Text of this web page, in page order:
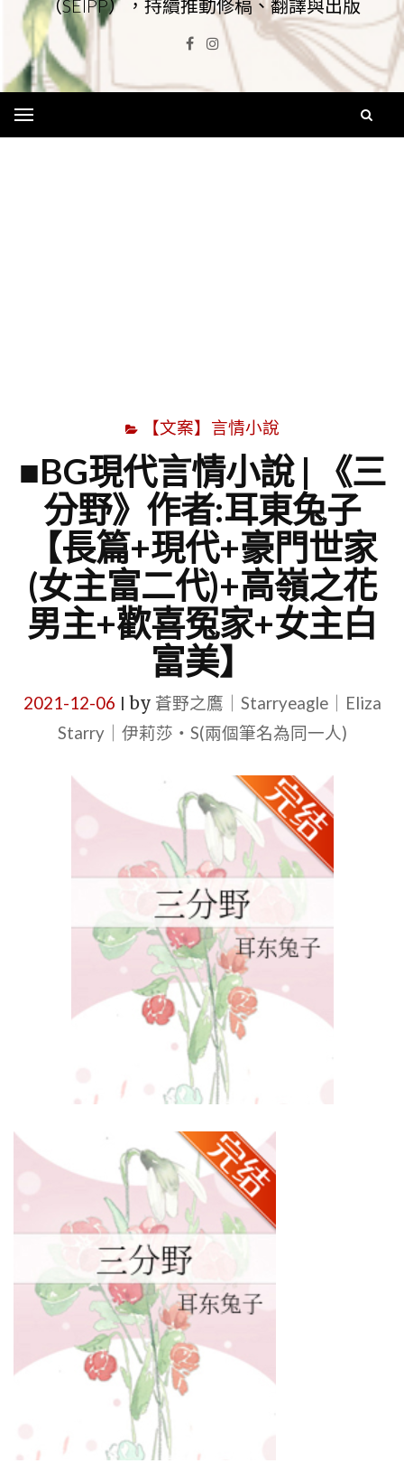
（SEIPP），持續推動修稿、翻譯與出版
Facebook
Instagram
【文案】言情小說
■BG現代言情小說 | 《三
分野》作者:耳東兔子
【長篇+現代+豪門世家
(女主富二代)+高嶺之花
男主+歡喜冤家+女主白
富美】
2021-12-06 by 蒼野之鷹｜Starryeagle｜Eliza
Starry｜伊莉莎・S(兩個筆名為同一人)